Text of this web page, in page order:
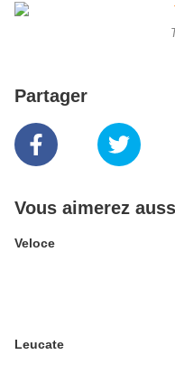
Partager
Vous aimerez
Veloce
Leucate